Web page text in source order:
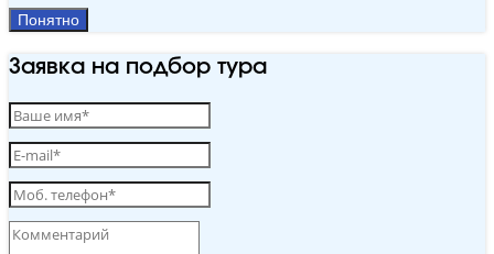
Понятно
Заявка на подбор тура